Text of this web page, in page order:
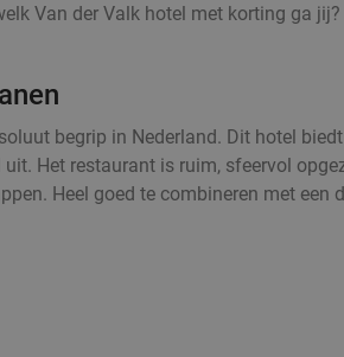
Van der Valk hotel met korting ga jij?
begrip in Nederland. Dit hotel
Het restaurant is ruim, sfeervol
Heel goed te combineren met een